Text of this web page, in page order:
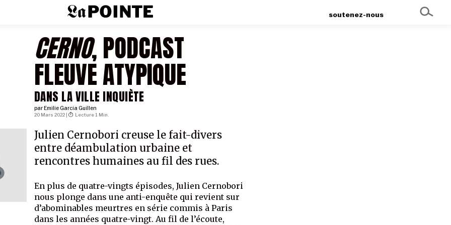
soutenez-nous
CERNO, PODCAST
FLEUVE ATYPIQUE
DANS LA VILLE INQUIÈTE
par Emilie Garcia Guillen
Julien Cernobori creuse le fait-divers
entre déambulation urbaine et
rencontres humaines au fil des rues.
20 Mars 2022 | Lecture 1 Min.
En plus de quatre-vingts épisodes, Julien Cernobori
nous plonge dans une anti-enquête qui revient sur
d’abominables meurtres en série commis à Paris
dans les années quatre-vingt. Au fil de l’écoute,